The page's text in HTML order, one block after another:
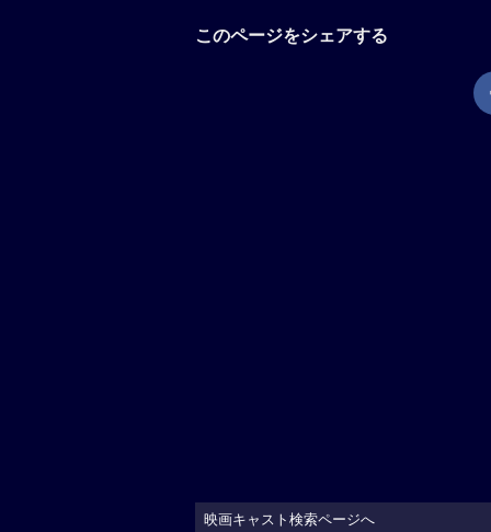
このページをシェアする
映画キャスト検索ページへ